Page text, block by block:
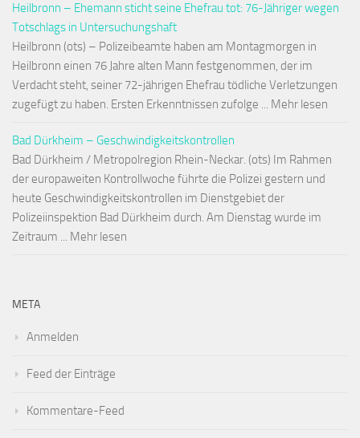
Heilbronn – Ehemann sticht seine Ehefrau tot: 76-Jähriger wegen
Totschlags in Untersuchungshaft
Heilbronn (ots) – Polizeibeamte haben am Montagmorgen in
Heilbronn einen 76 Jahre alten Mann festgenommen, der im
Verdacht steht, seiner 72-jährigen Ehefrau tödliche Verletzungen
zugefügt zu haben. Ersten Erkenntnissen zufolge ... Mehr lesen
Bad Dürkheim – Geschwindigkeitskontrollen
Bad Dürkheim / Metropolregion Rhein-Neckar. (ots) Im Rahmen
der europaweiten Kontrollwoche führte die Polizei gestern und
heute Geschwindigkeitskontrollen im Dienstgebiet der
Polizeiinspektion Bad Dürkheim durch. Am Dienstag wurde im
Zeitraum ... Mehr lesen
META
Anmelden
Feed der Einträge
Kommentare-Feed